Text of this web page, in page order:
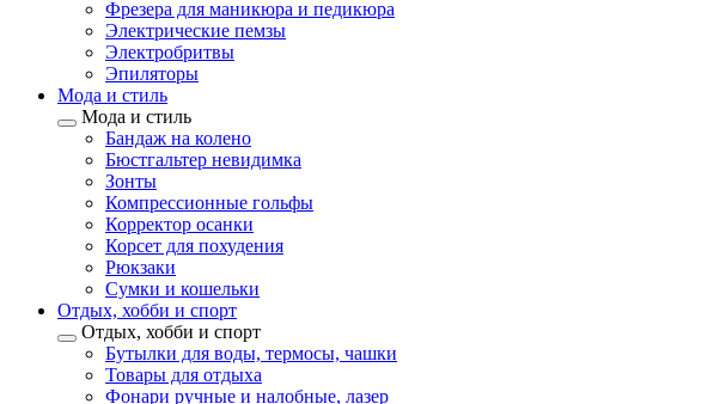
Фрезера для маникюра и педикюра
Электрические пемзы
Электробритвы
Эпиляторы
Мода и стиль
Мода и стиль
Бандаж на колено
Бюстгальтер невидимка
Зонты
Компрессионные гольфы
Корректор осанки
Корсет для похудения
Рюкзаки
Сумки и кошельки
Отдых, хобби и спорт
Отдых, хобби и спорт
Бутылки для воды, термосы, чашки
Товары для отдыха
Фонари ручные и налобные, лазер